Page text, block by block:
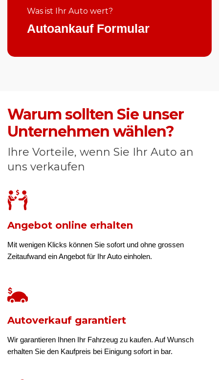
Was ist Ihr Auto wert?
Autoankauf Formular
Warum sollten Sie unser
Unternehmen wählen?
Ihre Vorteile, wenn Sie Ihr Auto an
uns verkaufen
Angebot online erhalten
Mit wenigen Klicks können Sie sofort und ohne grossen
Zeitaufwand ein Angebot für Ihr Auto einholen.
Autoverkauf garantiert
Wir garantieren Ihnen Ihr Fahrzeug zu kaufen. Auf Wunsch
erhalten Sie den Kaufpreis bei Einigung sofort in bar.